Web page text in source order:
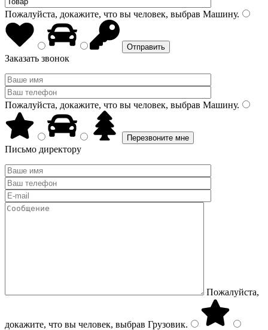
Пожалуйста, докажите, что вы человек, выбрав Машину.
Заказать звонок
Пожалуйста, докажите, что вы человек, выбрав Машину.
Письмо директору
Пожалуйста,
докажите, что вы человек, выбрав Грузовик.